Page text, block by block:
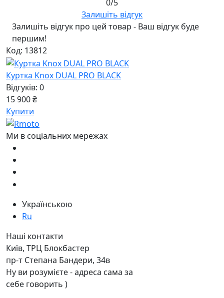
0/5
Залишіть відгук
Залишіть відгук про цей товар - Ваш відгук буде
першим!
Код: 13812
Куртка Knox DUAL PRO BLACK
Відгуків: 0
15 900 ₴
Купити
Ми в соціальних мережах
Українською
Ru
Наші контакти
Київ, ТРЦ Блокбастер
пр-т Степана Бандери, 34в
Ну ви розумієте - адреса сама за
себе говорить )